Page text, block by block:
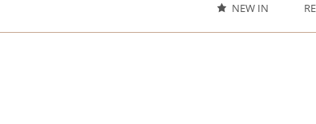
NEW IN